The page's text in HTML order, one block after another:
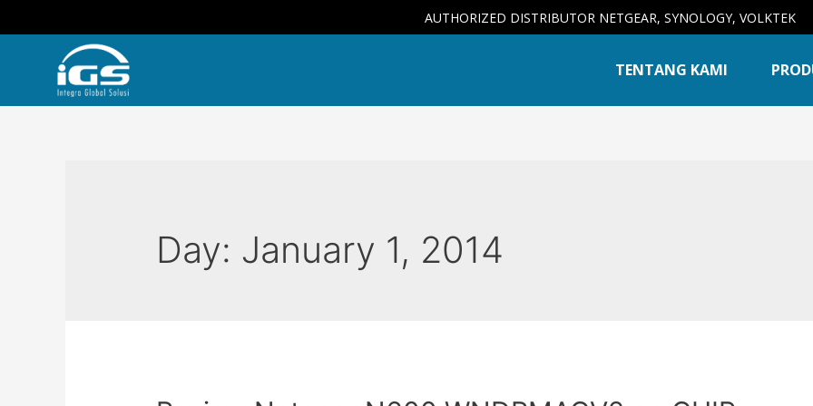
AUTHORIZED DISTRIBUTOR NETGEAR, SYNOLOGY, VOLKTEK
TENTANG KAMI
Day: January 1, 2014